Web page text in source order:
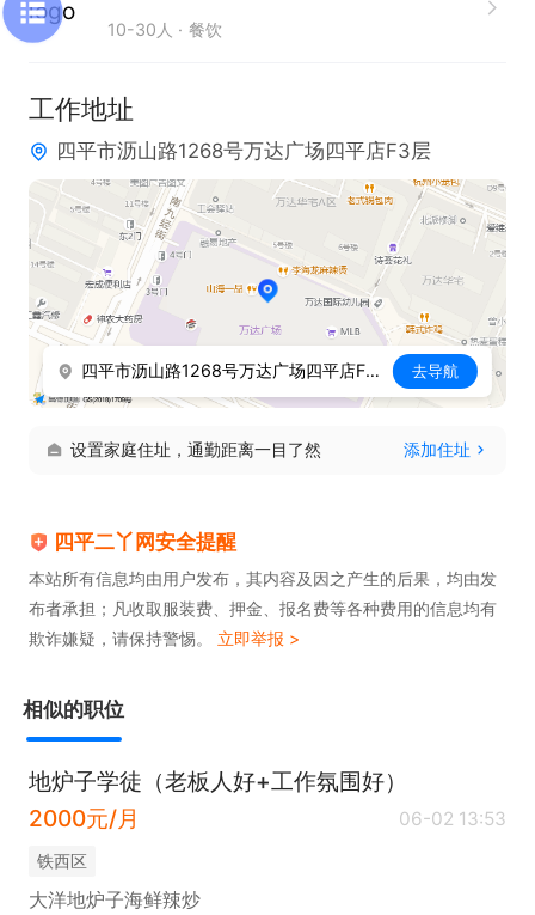
10-30人 餐饮
工作地址
四平市沥山路1268号万达广场四平店F3层
四平市沥山路1268号万达广场四平店F3层 去导航
设置家庭住址，通勤距离一目了然 添加住址
四平二丫网安全提醒
本站所有信息均由用户发布，其内容及因之产生的后果，均由发
布者承担；凡收取服装费、押金、报名费等各种费用的信息均有
欺诈嫌疑，请保持警惕。 立即举报 >
相似的职位
地炉子学徒（老板人好+工作氛围好）
2000元/月
06-02 13:53
铁西区
大洋地炉子海鲜辣炒